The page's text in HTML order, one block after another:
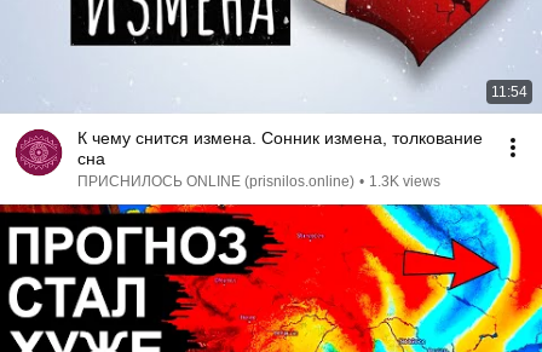
11:54
К чему снится измена. Сонник измена, толкование
сна
ПРИСНИЛОСЬ ONLINE (prisnilos.online) • 1.3K views